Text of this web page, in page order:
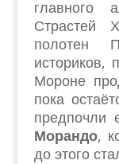
главного
Страстей
полотен
историков,
Мороне
пока
предпочли
Морандо,
до этого